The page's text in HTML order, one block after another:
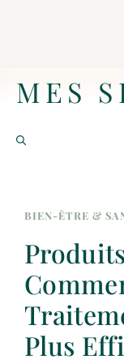
MES
BIEN-ÊTRE &
Plus